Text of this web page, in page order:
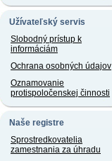
Užívateľský servis
Slobodný prístup k
informáciám
Ochrana osobných údajov
Oznamovanie
protispoločenskej činnosti
Naše registre
Sprostredkovatelia
zamestnania za úhradu